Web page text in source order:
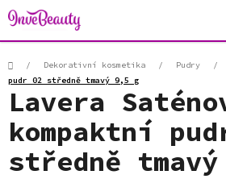
Přejít
na
obsah
Domů/ Dekorativní kosmetika / Pudry /
pudr 02 středně tmavý 9,5 g
Lavera
kompaktní
středně